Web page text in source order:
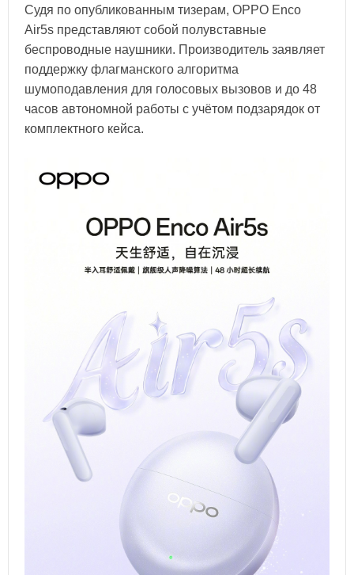
Судя по опубликованным тизерам, OPPO Enco
Air5s представляют собой полувставные
беспроводные наушники. Производитель заявляет
поддержку флагманского алгоритма
шумоподавления для голосовых вызовов и до 48
часов автономной работы с учётом подзарядок от
комплектного кейса.